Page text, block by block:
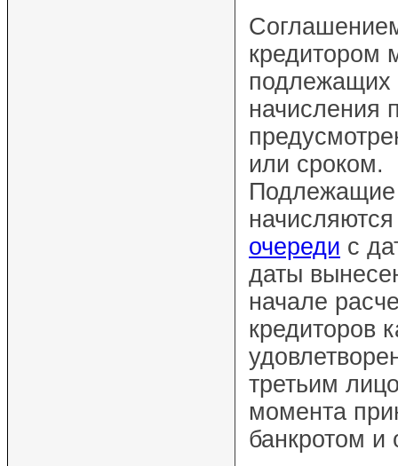
кредитором
подлежащих
начисления
или сроком.
Подлежащие
очереди с
даты
начале
кредиторов
третьим
момента
банкротом и